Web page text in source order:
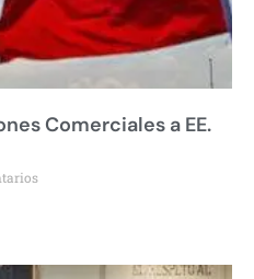
Comerciales a EE.